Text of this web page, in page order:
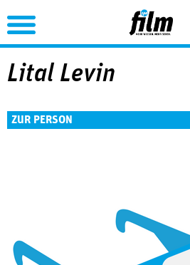
Jump to
Lital Levin
ZUR PERSON